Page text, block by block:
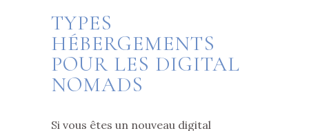
TYPES
HÉBERGEMENTS
POUR LES DIGITAL
NOMADS
Si vous êtes un nouveau digital